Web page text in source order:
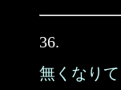
36.
無くなり